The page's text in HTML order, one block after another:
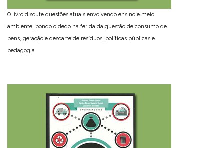
O livro discute questões atuais envolvendo ensino e meio
ambiente, pondo o dedo na ferida da questão de consumo de
bens, geração e descarte de resíduos, políticas públicas e
pedagogia.